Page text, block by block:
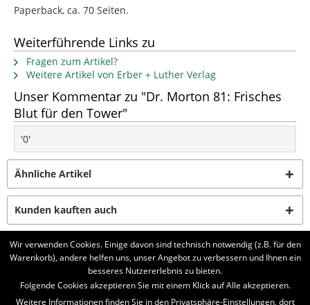
Paperback, ca. 70 Seiten.
Weiterführende Links zu
Fragen zum Artikel?
Weitere Artikel von Erber + Luther Verlag
Unser Kommentar zu "Dr. Morton 81: Frisches
Blut für den Tower"
'0'
Ähnliche Artikel
Kunden kauften auch
Kunden haben sich ebenfalls angesehen
BELIEBTE SERIEN
Wir verwenden Cookies. Einige davon sind technisch notwendig (z.B. für den
Warenkorb), andere helfen uns, unser Angebot zu verbessern und Ihnen ein
besseres Nutzererlebnis zu bieten.
Folgende Cookies akzeptieren Sie mit einem Klick auf Alle akzeptieren.
Weitere Informationen finden Sie in den Privatsphäre-Einstellungen, dort